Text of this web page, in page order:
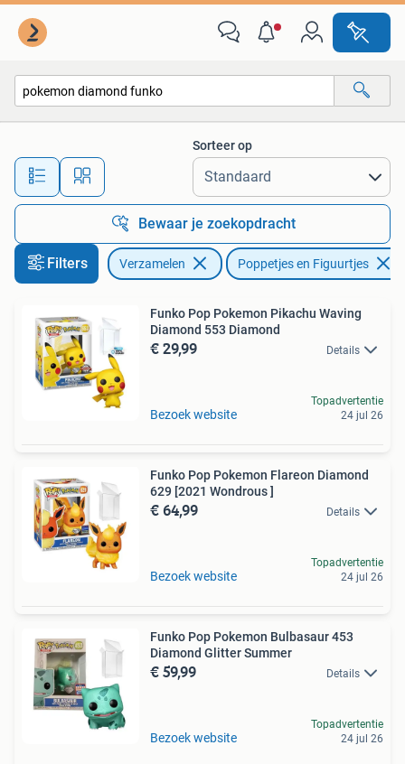
Alle afstanden…
Sorteer op
Bewaar je zoekopdracht
Filters Verzamelen Poppetjes en Figuurtjes
Funko Pop Pokemon Pikachu Waving
Diamond 553 Diamond
€ 29,99 Details
Bezoek website
Topadvertentie
24 jul 26
Funko Pop Pokemon Flareon Diamond
629 [2021 Wondrous ]
€ 64,99 Details
Bezoek website
Topadvertentie
24 jul 26
Funko Pop Pokemon Bulbasaur 453
Diamond Glitter Summer
€ 59,99 Details
Bezoek website
Topadvertentie
24 jul 26